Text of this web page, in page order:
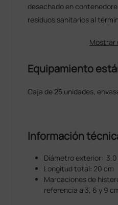
desechado en
residuos sanitarios al
Mostrar
Equipamiento
Caja de 25 unidades,
Información
Diámetro exterior: 3.0
Longitud total: 20 cm
Marcaciones de
referencia a 3, 6 y 9